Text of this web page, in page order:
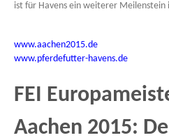
ist für Havens ein weiterer
www.aachen2015.de
www.pferdefutter-havens.de
FEI
Aachen 2015: